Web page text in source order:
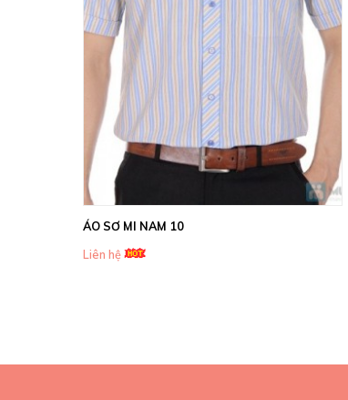
ÁO SƠ MI NAM 10
Liên hệ